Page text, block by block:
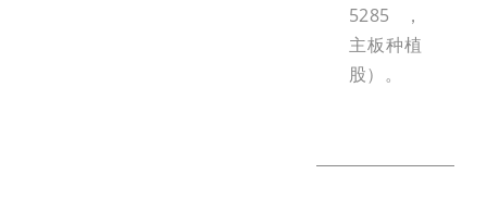
5285，
主板种植
股）。